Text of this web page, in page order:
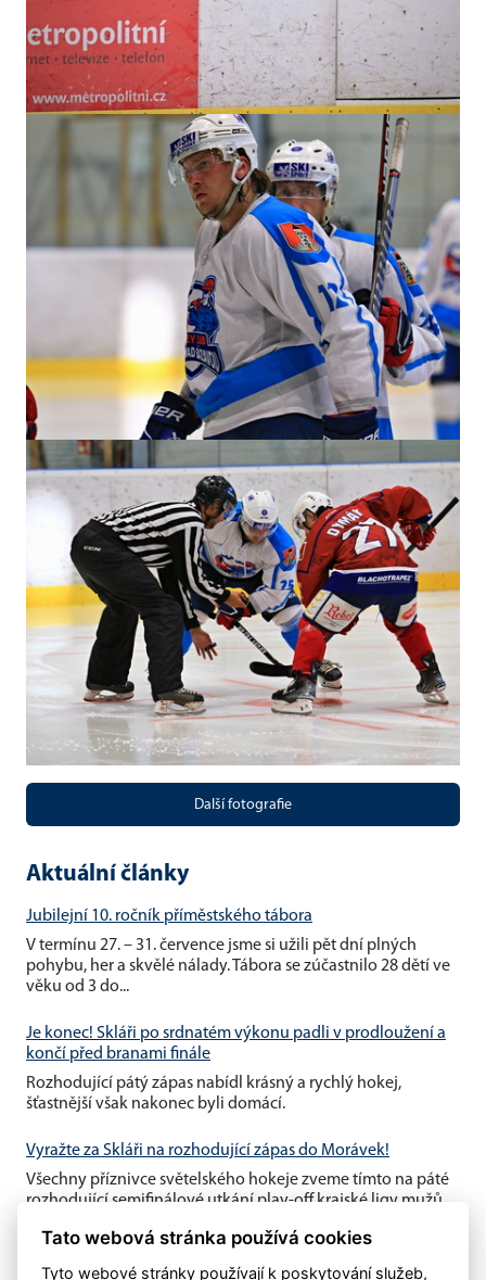
Další fotografie
Aktuální články
Jubilejní 10. ročník příměstského tábora
V termínu 27. – 31. července jsme si užili pět dní plných
pohybu, her a skvělé nálady. Tábora se zúčastnilo 28 dětí ve
věku od 3 do...
Je konec! Skláři po srdnatém výkonu padli v prodloužení a
končí před branami finále
Rozhodující pátý zápas nabídl krásný a rychlý hokej,
šťastnější však nakonec byli domácí.
Vyražte za Skláři na rozhodující zápas do Morávek!
Všechny příznivce světelského hokeje zveme tímto na páté
rozhodující semifinálové utkání play-off krajské ligy mužů,
Tato webová stránka používá cookies
Tyto webové stránky používají k poskytování služeb,